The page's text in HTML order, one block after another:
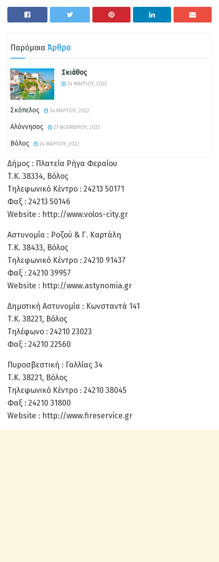
Παρόμοια Άρθρα
Σκιάθος
24 ΜΑΡΤΊΟΥ, 2022
Σκόπελος 24 ΜΑΡΤΊΟΥ, 2022
Αλόννησος 27 ΝΟΕΜΒΡΊΟΥ, 2023
Βόλος 24 ΜΑΡΤΊΟΥ, 2022
Δήμος : Πλατεία Ρήγα Φεραίου
Τ.Κ. 38334, Βόλος
Τηλεφωνικό Κέντρο : 24213 50171
Φαξ : 24213 50146
Website : http://www.volos-city.gr
Αστυνομία : Ροζού & Γ. Καρτάλη
Τ.Κ. 38433, Βόλος
Τηλεφωνικό Κέντρο : 24210 91437
Φαξ : 24210 39957
Website : http://www.astynomia.gr
Δημοτική Αστυνομία : Κωνσταντά 141
Τ.Κ. 38221, Βόλος
Τηλέφωνο : 24210 23023
Φαξ : 24210 22560
Πυροσβεστική : Γαλλίας 34
Τ.Κ. 38221, Βόλος
Τηλεφωνικό Κέντρο : 24210 38045
Φαξ : 24210 31800
Website : http://www.fireservice.gr